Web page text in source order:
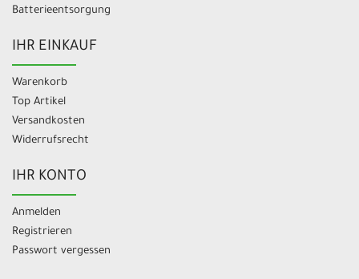
Batterieentsorgung
IHR EINKAUF
Warenkorb
Top Artikel
Versandkosten
Widerrufsrecht
IHR KONTO
Anmelden
Registrieren
Passwort vergessen